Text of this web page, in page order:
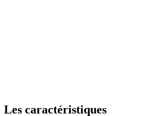
Les caractéristiques